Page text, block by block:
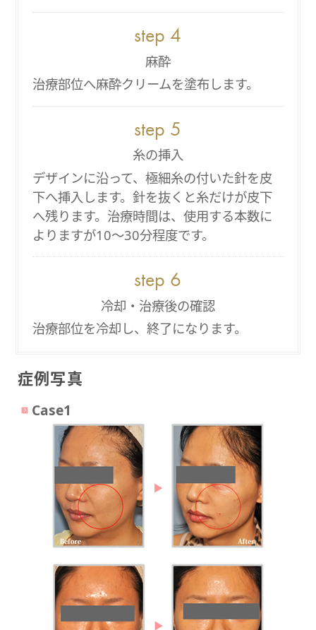
麻酔
治療部位へ麻酔クリームを塗布します。
糸の挿入
デザインに沿って、極細糸の付いた針を皮
下へ挿入します。針を抜くと糸だけが皮下
へ残ります。治療時間は、使用する本数に
よりますが10～30分程度です。
冷却・治療後の確認
治療部位を冷却し、終了になります。
症例写真
Case1